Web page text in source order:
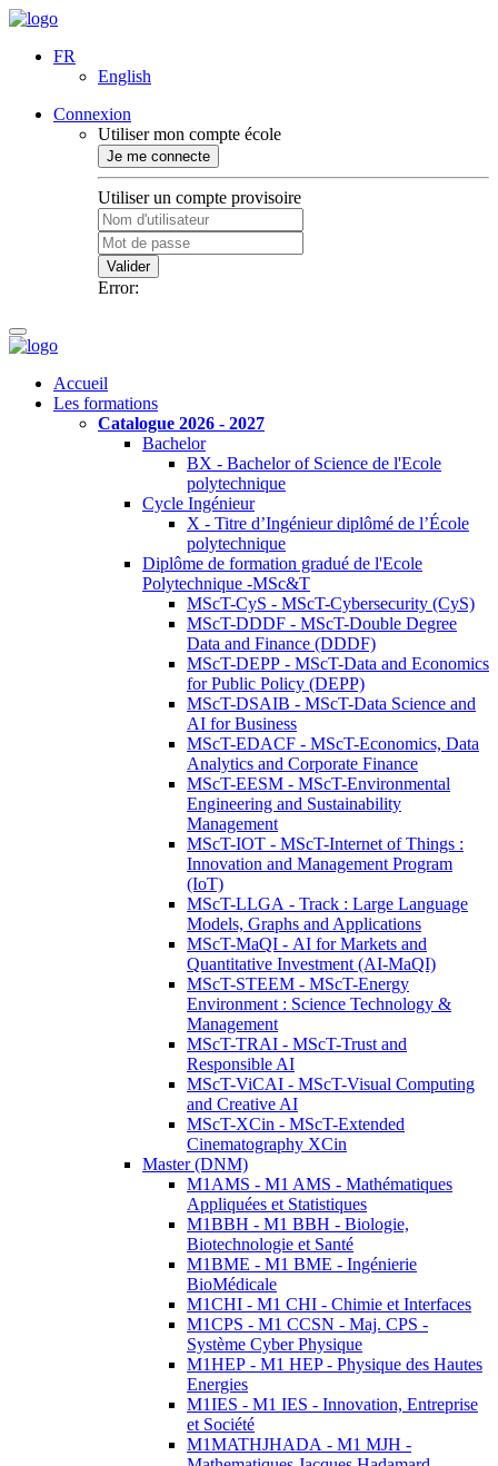
FR
English
Connexion
Utiliser mon compte école
Je me connecte
Utiliser un compte provisoire
Valider
Error:
Accueil
Les formations
Catalogue 2026 - 2027
Bachelor
BX - Bachelor of Science de l'Ecole
polytechnique
Cycle Ingénieur
X - Titre d’Ingénieur diplômé de l’École
polytechnique
Diplôme de formation gradué de l'Ecole
Polytechnique -MSc&T
MScT-CyS - MScT-Cybersecurity (CyS)
MScT-DDDF - MScT-Double Degree
Data and Finance (DDDF)
MScT-DEPP - MScT-Data and Economics
for Public Policy (DEPP)
MScT-DSAIB - MScT-Data Science and
AI for Business
MScT-EDACF - MScT-Economics, Data
Analytics and Corporate Finance
MScT-EESM - MScT-Environmental
Engineering and Sustainability
Management
MScT-IOT - MScT-Internet of Things :
Innovation and Management Program
(IoT)
MScT-LLGA - Track : Large Language
Models, Graphs and Applications
MScT-MaQI - AI for Markets and
Quantitative Investment (AI-MaQI)
MScT-STEEM - MScT-Energy
Environment : Science Technology &
Management
MScT-TRAI - MScT-Trust and
Responsible AI
MScT-ViCAI - MScT-Visual Computing
and Creative AI
MScT-XCin - MScT-Extended
Cinematography XCin
Master (DNM)
M1AMS - M1 AMS - Mathématiques
Appliquées et Statistiques
M1BBH - M1 BBH - Biologie,
Biotechnologie et Santé
M1BME - M1 BME - Ingénierie
BioMédicale
M1CHI - M1 CHI - Chimie et Interfaces
M1CPS - M1 CCSN - Maj. CPS -
Système Cyber Physique
M1HEP - M1 HEP - Physique des Hautes
Energies
M1IES - M1 IES - Innovation, Entreprise
et Société
M1MATHJHADA - M1 MJH -